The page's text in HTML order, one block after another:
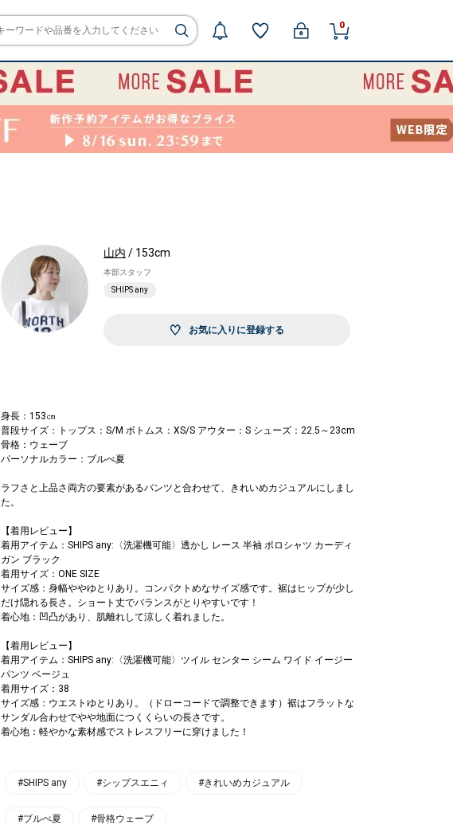
0
山内 / 153cm
本部スタッフ
SHIPS any
お気に入りに登録する
身長：153㎝
普段サイズ：トップス：S/M ボトムス：XS/S アウター：S シューズ：22.5～23cm
骨格：ウェーブ
パーソナルカラー：ブルべ夏
ラフさと上品さ両方の要素があるパンツと合わせて、きれいめカジュアルにしまし
た。
【着用レビュー】
着用アイテム：SHIPS any:〈洗濯機可能〉透かし レース 半袖 ポロシャツ カーディ
ガン ブラック
着用サイズ：ONE SIZE
サイズ感：身幅ややゆとりあり。コンパクトめなサイズ感です。裾はヒップが少し
だけ隠れる長さ。ショート丈でバランスがとりやすいです！
着心地：凹凸があり、肌離れして涼しく着れました。
【着用レビュー】
着用アイテム：SHIPS any:〈洗濯機可能〉ツイル センター シーム ワイド イージー
パンツ ベージュ
着用サイズ：38
サイズ感：ウエストゆとりあり。（ドローコードで調整できます）裾はフラットな
サンダル合わせでやや地面につくくらいの長さです。
着心地：軽やかな素材感でストレスフリーに穿けました！
#SHIPS any #シップスエニィ #きれいめカジュアル
#ブルべ夏 #骨格ウェーブ